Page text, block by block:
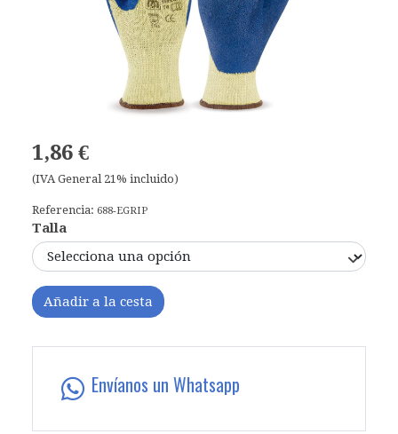
1,86 €
(IVA General 21% incluido)
Referencia: 688-EGRIP
Talla
Añadir a la cesta
Envíanos un Whatsapp